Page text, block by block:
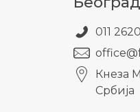
011
Кнезa
Србија